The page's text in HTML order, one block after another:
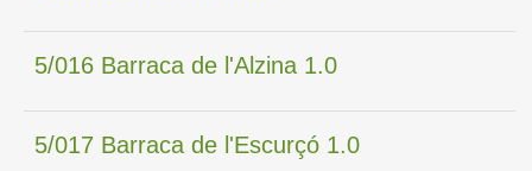
5/016 Barraca de l'Alzina 1.0
5/017 Barraca de l'Escurçó 1.0